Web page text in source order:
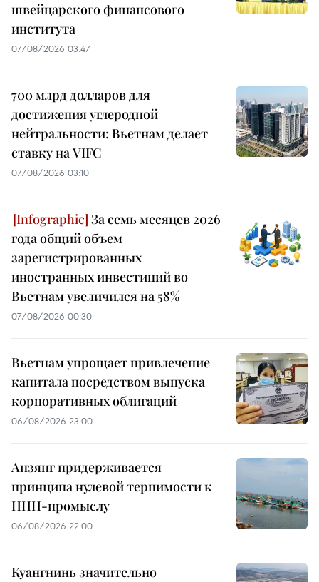
швейцарского финансового
института
07/08/2026 03:47
700 млрд долларов для
достижения углеродной
нейтральности: Вьетнам делает
ставку на VIFC
07/08/2026 03:10
За семь месяцев 2026
года общий объем
зарегистрированных
иностранных инвестиций во
Вьетнам увеличился на 58%
07/08/2026 00:30
Вьетнам упрощает привлечение
капитала посредством выпуска
корпоративных облигаций
06/08/2026 23:00
Анзянг придерживается
принципа нулевой терпимости к
ННН-промыслу
06/08/2026 22:00
Куангнинь значительно